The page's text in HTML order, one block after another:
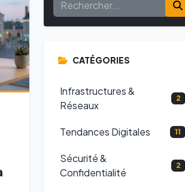
CATÉGORIES
Infrastructures &
Réseaux
2
Tendances Digitales 11
Sécurité &
Confidentialité
2